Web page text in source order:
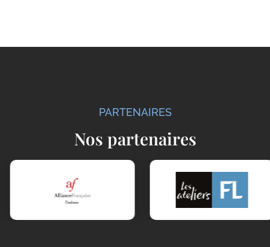
PARTENAIRES
Nos partenaires